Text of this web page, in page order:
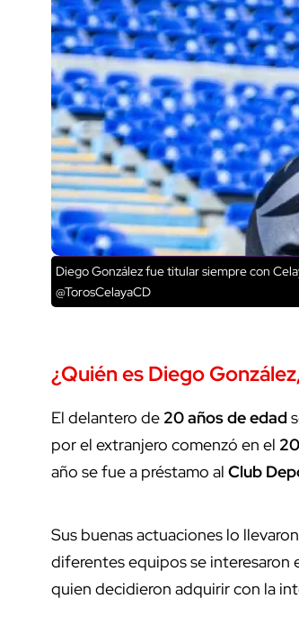
Diego González fue titular siempre con
@TorosCelayaCD
¿Quién es Diego
El delantero de 20 años de edad
por el extranjero comenzó en el
año se fue a préstamo al Club
Sus buenas actuaciones lo
diferentes equipos se interesaron
quien decidieron adquirir con la